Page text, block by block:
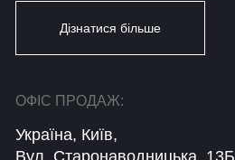
Дізнатися більше
ОФІС ПРОДАЖ:
Україна, Київ,